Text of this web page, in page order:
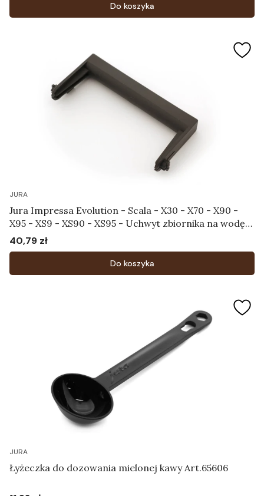
Do koszyka
JURA
Jura Impressa Evolution - Scala - X30 - X70 - X90 -
X95 - XS9 - XS90 - XS95 - Uchwyt zbiornika na wodę
Art.59091
Cena
40,79 zł
Do koszyka
JURA
Łyżeczka do dozowania mielonej kawy Art.65606